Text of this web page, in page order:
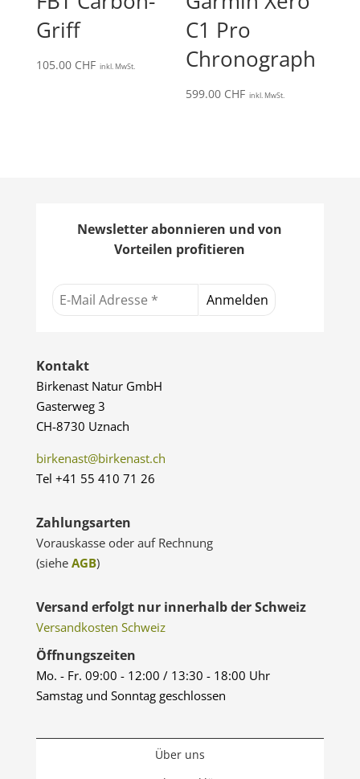
Griff
105.00 CHF inkl. MwSt.
C1 Pro
Chronograph
599.00 CHF inkl. MwSt.
Newsletter abonnieren und von
Vorteilen profitieren
Kontakt
Birkenast Natur GmbH
Gasterweg 3
CH-8730 Uznach
birkenast@birkenast.ch
Tel +41 55 410 71 26
Zahlungsarten
Vorauskasse oder auf Rechnung
(siehe AGB)
Versand erfolgt nur innerhalb der Schweiz
Versandkosten Schweiz
Öffnungszeiten
Mo. - Fr. 09:00 - 12:00 / 13:30 - 18:00 Uhr
Samstag und Sonntag geschlossen
Über uns